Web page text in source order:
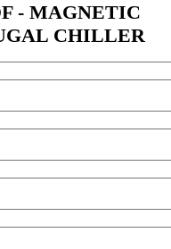
- MAGNETIC
CHILLER